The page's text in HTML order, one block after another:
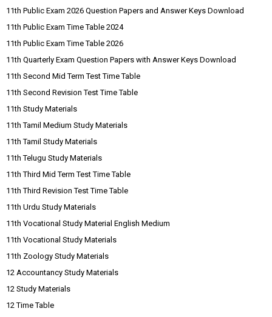
11th Public Exam 2026 Question Papers and Answer Keys Download
11th Public Exam Time Table 2024
11th Public Exam Time Table 2026
11th Quarterly Exam Question Papers with Answer Keys Download
11th Second Mid Term Test Time Table
11th Second Revision Test Time Table
11th Study Materials
11th Tamil Medium Study Materials
11th Tamil Study Materials
11th Telugu Study Materials
11th Third Mid Term Test Time Table
11th Third Revision Test Time Table
11th Urdu Study Materials
11th Vocational Study Material English Medium
11th Vocational Study Materials
11th Zoology Study Materials
12 Accountancy Study Materials
12 Study Materials
12 Time Table